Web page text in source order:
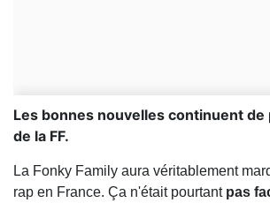
Les bonnes nouvelles continuent
de la FF.
La Fonky Family aura véritablement
rap en France. Ça n'était pourtantpas